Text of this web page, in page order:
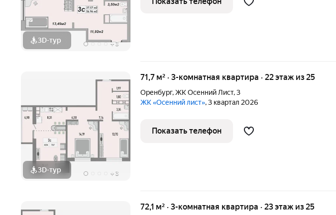
3D-тур +3
3D-тур + 3
71,7 м² · 3-комнатная квартира · 22 этаж из 25
Оренбург,ЖК Осенний Лист,3
ЖК «Осенний лист», 3 квартал 2026
Показать телефон
72,1 м² · 3-комнатная квартира · 23 этаж из 25